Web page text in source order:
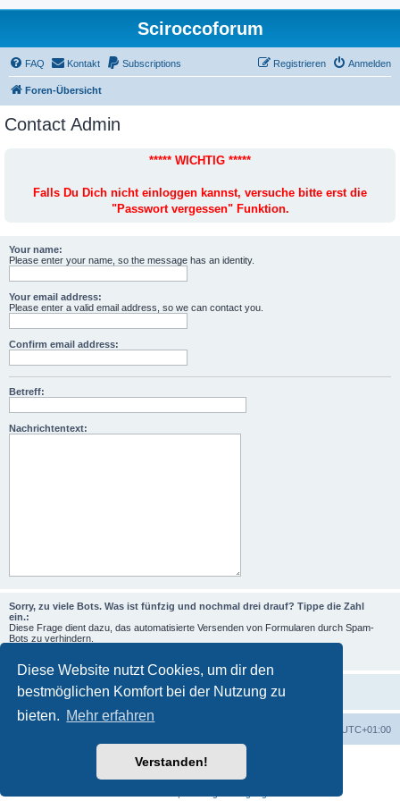
Diese Website nutzt Cookies, um dir den
bestmöglichen Komfort bei der Nutzung zu
bieten. Mehr erfahren
Verstanden!
Sciroccoforum
FAQ Kontakt Subscriptions Anmelden
Registrieren
Foren-Übersicht
Contact Admin
***** WICHTIG *****
Falls Du Dich nicht einloggen kannst, versuche bitte erst die
"Passwort vergessen" Funktion.
Your name:
Please enter your name, so the message has an identity.
Your email address:
Please enter a valid email address, so we can contact you.
Confirm email address:
Betreff:
Nachrichtentext:
Sorry, zu viele Bots. Was ist fünfzig und nochmal drei drauf? Tippe die Zahl
ein.:
Diese Frage dient dazu, das automatisierte Versenden von Formularen durch Spam-
Bots zu verhindern.
UTC+01:00
Powered byphpBB® Forum Software © phpBB Limited
phpBB.de